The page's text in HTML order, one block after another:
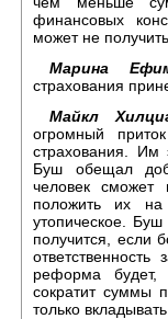
финансовых
может не
Марина
страхования
Майкл
огромный
страхования.
Буш обещал
человек сможет
положить их
утопическое.
получится, если
реформа будет,
сократит суммы
только